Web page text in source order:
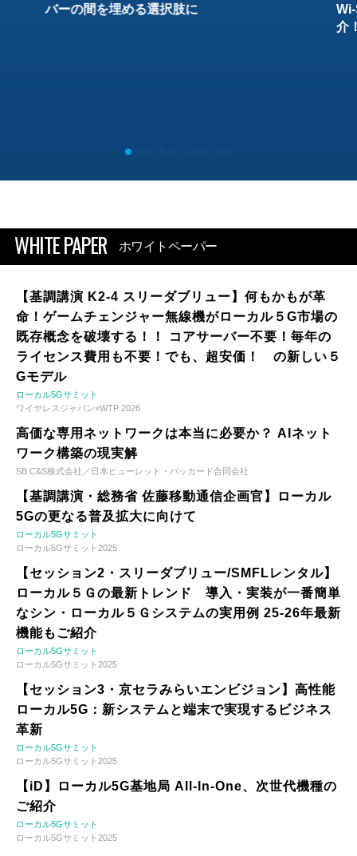
バーの間を埋める選択肢に
介
WHITE PAPER ホワイトペーパー
【基調講演 K2-4 スリーダブリュー】何もかもが革
命！ゲームチェンジャー無線機がローカル５G市場の
既存概念を破壊する！！ コアサーバー不要！毎年の
ライセンス費用も不要！でも、超安価！ の新しい５
Gモデル
ローカル5Gサミット
ワイヤレスジャパン×WTP 2026
高価な専用ネットワークは本当に必要か？ AIネット
ワーク構築の現実解
SB C&S株式会社／日本ヒューレット・パッカード合同会社
【基調講演・総務省 佐藤移動通信企画官】ローカル
5Gの更なる普及拡大に向けて
ローカル5Gサミット
ローカル5Gサミット2025
【セッション2・スリーダブリュー/SMFLレンタル】
ローカル５Ｇの最新トレンド 導入・実装が一番簡単
なシン・ローカル５Ｇシステムの実用例 25-26年最新
機能もご紹介
ローカル5Gサミット
ローカル5Gサミット2025
【セッション3・京セラみらいエンビジョン】高性能
ローカル5G：新システムと端末で実現するビジネス
革新
ローカル5Gサミット
ローカル5Gサミット2025
【iD】ローカル5G基地局 All-In-One、次世代機種の
ご紹介
ローカル5Gサミット
ローカル5Gサミット2025